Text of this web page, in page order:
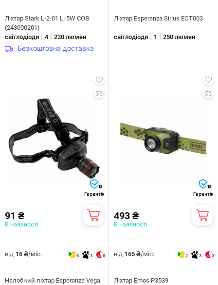
Ліхтар Stark L-2-01 Li 5W COB
(243000201)
світлодіоди
4 230 люмен
Безкоштовна доставка
Ліхтар Esperanza Sirius EOT003
світлодіоди 1 250 люмен
12
Гарантія
91 ₴
В наявності
від 16 ₴/міс. 6 3 6
Налобний ліхтар Esperanza Vega
12
Гарантія
493 ₴
В наявності
від 165 ₴/міс. 2 3 3
Ліхтар Emos P3539